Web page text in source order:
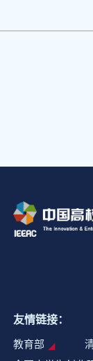
友情链接：
教育部